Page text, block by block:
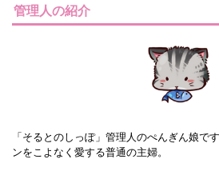
管理人の紹介
「そるとのしっぽ」管理人のぺんぎん娘で
ンをこよなく愛する普通の主婦。